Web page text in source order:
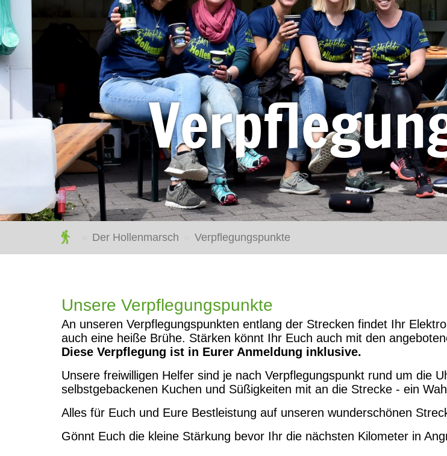
hollenmarsch.de
Der Hollenmarsch Verpflegungspunkte
Unsere Verpflegungspunkte
An unseren Verpflegungspunkten entlang der Strecken findet Ihr
auch eine heiße Brühe. Stärken könnt Ihr Euch auch mit den
Diese Verpflegung ist in Eurer Anmeldung inklusive.
Unsere freiwilligen Helfer sind je nach Verpflegungspunkt rund um die
selbstgebackenen Kuchen und Süßigkeiten mit an die Strecke - ein
Alles für Euch und Eure Bestleistung auf unseren wunderschönen
Gönnt Euch die kleine Stärkung bevor Ihr die nächsten Kilometer in